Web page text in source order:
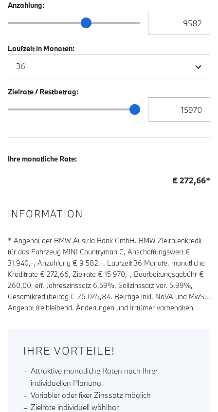
Anzahlung:
Anzahlung Schieberegler
Laufzeit in Monaten:
Zielrate / Restbetrag:
Zielrate / Restbetrag Schieberegler
Ihre monatliche Rate:
€272,66*
INFORMATION
* Angebot der BMW Austria Bank GmbH. BMW Zielratenkredit
für das Fahrzeug MINI Countryman C, Anschaffungswert €
31.940,-, Anzahlung € 9 582,-, Laufzeit36 Monate, monatliche
Kreditrate € 272,66, Zielrate € 15 970,-, Bearbeitungsgebühr €
260,00, eff. Jahreszinssatz 6,59%, Sollzinssatz var. 5,99%,
Gesamtkreditbetrag € 26 045,84. Beträge inkl. NoVA und MwSt..
Angebot freibleibend. Änderungen und Irrtümer vorbehalten.
IHRE VORTEILE!
Attraktive monatliche Raten nach Ihrer
individuellen Planung
Variabler oder fixer Zinssatz möglich
Zielrate individuell wählbar